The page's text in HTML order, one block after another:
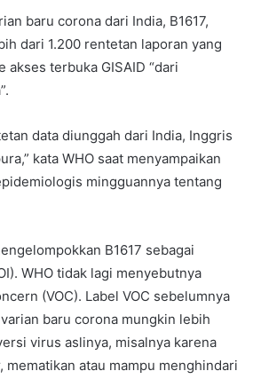
baru corona dari India, B1617,
dari 1.200 rentetan laporan yang
akses terbuka GISAID “dari
data diunggah dari India, Inggris
kata WHO saat menyampaikan
mingguannya tentang
B1617 sebagai
WHO tidak lagi menyebutnya
(VOC). Label VOC sebelumnya
baru corona mungkin lebih
virus aslinya, misalnya karena
mematikan atau mampu menghindari